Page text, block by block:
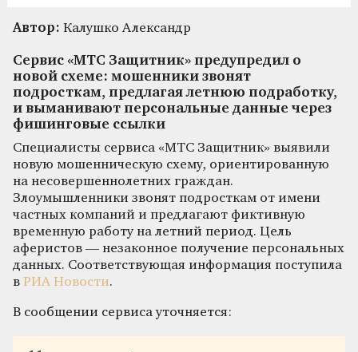
Автор: Калушко Александр
Сервис «МТС Защитник» предупредил о
новой схеме: мошенники звонят
подросткам, предлагая летнюю подработку,
и выманивают персональные данные через
фишинговые ссылки
Специалисты сервиса «МТС Защитник» выявили
новую мошенническую схему, ориентированную
на несовершеннолетних граждан.
Злоумышленники звонят подросткам от имени
частных компаний и предлагают фиктивную
временную работу на летний период. Цель
аферистов — незаконное получение персональных
данных. Соответствующая информация поступила
в РИА Новости.
В сообщении сервиса уточняется: